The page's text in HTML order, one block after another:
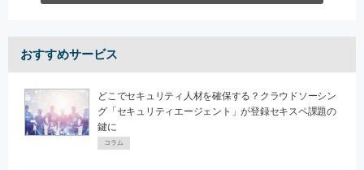
おすすめサービス
どこでセキュリティ人材を確保する？クラウドソーシン
グ「セキュリティエージェント」が登録セキスペ課題の
鍵に
コラム